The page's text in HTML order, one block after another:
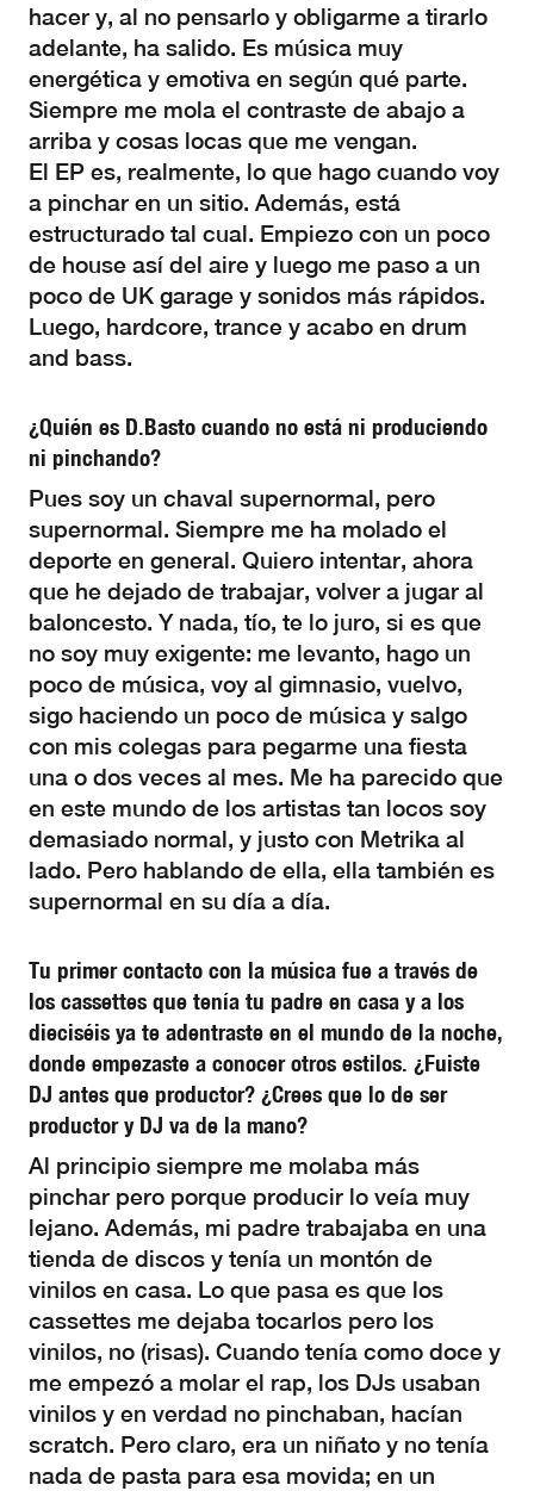
hacer y, al no pensarlo y obligarme a tirarlo
adelante, ha salido. Es música muy
energética y emotiva en según qué parte.
Siempre me mola el contraste de abajo a
arriba y cosas locas que me vengan.
El EP es, realmente, lo que hago cuando voy
a pinchar en un sitio. Además, está
estructurado tal cual. Empiezo con un poco
de house así del aire y luego me paso a un
poco de UK garage y sonidos más rápidos.
Luego, hardcore, trance y acabo en drum
and bass.
¿Quién es D.Basto cuando no está ni produciendo
ni pinchando?
Pues soy un chaval supernormal, pero
supernormal. Siempre me ha molado el
deporte en general. Quiero intentar, ahora
que he dejado de trabajar, volver a jugar al
baloncesto. Y nada, tío, te lo juro, si es que
no soy muy exigente: me levanto, hago un
poco de música, voy al gimnasio, vuelvo,
sigo haciendo un poco de música y salgo
con mis colegas para pegarme una fiesta
una o dos veces al mes. Me ha parecido que
en este mundo de los artistas tan locos soy
demasiado normal, y justo con Metrika al
lado. Pero hablando de ella, ella también es
supernormal en su día a día.
Tu primer contacto con la música fue a través de
los cassettes que tenía tu padre en casa y a los
dieciséis ya te adentraste en el mundo de la noche,
donde empezaste a conocer otros estilos. ¿Fuiste
DJ antes que productor? ¿Crees que lo de ser
productor y DJ va de la mano?
Al principio siempre me molaba más
pinchar pero porque producir lo veía muy
lejano. Además, mi padre trabajaba en una
tienda de discos y tenía un montón de
vinilos en casa. Lo que pasa es que los
cassettes me dejaba tocarlos pero los
vinilos, no (risas). Cuando tenía como doce y
me empezó a molar el rap, los DJs usaban
vinilos y en verdad no pinchaban, hacían
scratch. Pero claro, era un niñato y no tenía
nada de pasta para esa movida; en un